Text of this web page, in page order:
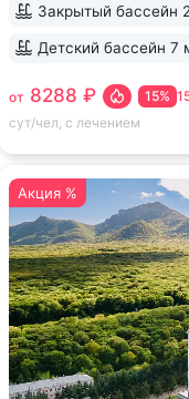
15%
от 8288 ₽
сут/чел, с лечением
Закрытый бассейн
Детский бассейн 7
Акция %